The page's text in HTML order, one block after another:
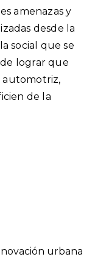
urbana
amenazas y
desde la
social que se
lograr que
automotriz,
de la